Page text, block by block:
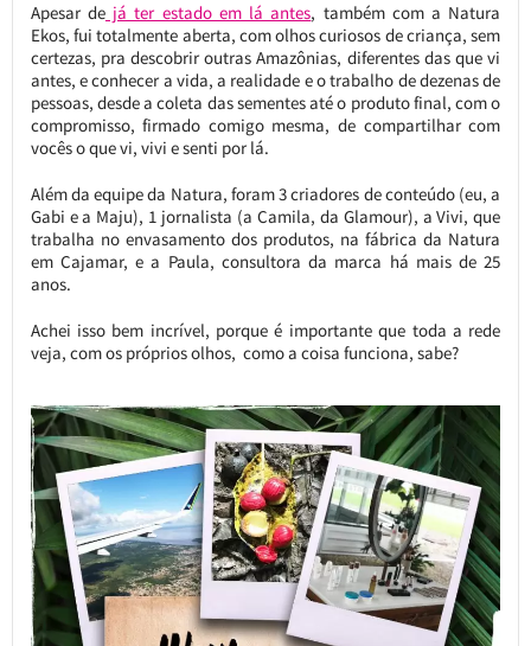
Apesar dejá ter estado em lá antes, também com a Natura
Ekos, fui totalmente aberta, com olhos curiosos de criança, sem
certezas, pra descobrir outras Amazônias, diferentes das que vi
antes, e conhecer a vida, a realidade e o trabalho de dezenas de
pessoas, desde a coleta das sementes até o produto final, com o
compromisso, firmado comigo mesma, de compartilhar com
vocês o que vi, vivi e senti por lá.
Além da equipe da Natura, foram 3 criadores de conteúdo (eu, a
Gabi e a Maju), 1 jornalista (a Camila, da Glamour), a Vivi, que
trabalha no envasamento dos produtos, na fábrica da Natura
em Cajamar, e a Paula, consultora da marca há mais de 25
anos.
Achei isso bem incrível, porque é importante que toda a rede
veja, com os próprios olhos, como a coisa funciona, sabe?